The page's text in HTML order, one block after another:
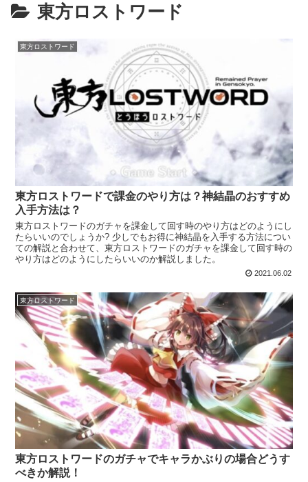
東方ロストワード
東方ロストワード
東方ロストワードで課金のやり方は？神結晶のおすすめ
入手方法は？
東方ロストワードのガチャを課金して回す時のやり方はどのようにし
たらいいのでしょうか? 少しでもお得に神結晶を入手する方法につい
ての解説と合わせて、東方ロストワードのガチャを課金して回す時の
やり方はどのようにしたらいいのか解説しました。
2021.06.02
東方ロストワード
東方ロストワードのガチャでキャラかぶりの場合どうす
べきか解説！